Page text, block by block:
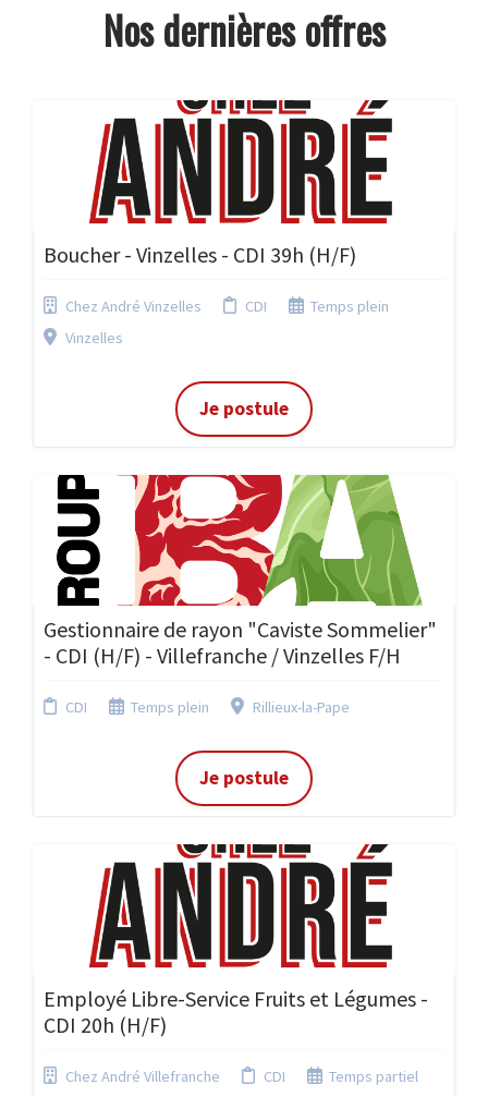
Nos dernières offres
Boucher - Vinzelles - CDI 39h (H/F)
Chez André Vinzelles CDI
Temps plein
Vinzelles
Je postule
Gestionnaire de rayon "Caviste Sommelier"
- CDI (H/F) - Villefranche / Vinzelles F/H
CDI Temps plein Rillieux-la-Pape
Je postule
Employé Libre-Service Fruits et Légumes -
CDI 20h (H/F)
Chez André Villefranche CDI
Temps partiel